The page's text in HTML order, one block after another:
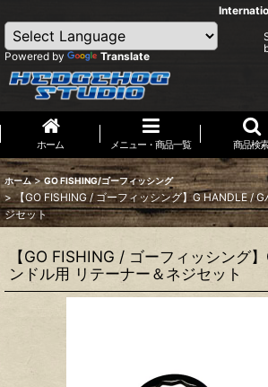
Powered by Translate
ホーム メニュー・商品一覧 商品検索
ホーム > GO FISHING/ゴーフィッシング
> 【GO FISHING / ゴーフィッシング】G HANDLE /
ジセット
【GO FISHING / ゴーフィッシング
ンドル用 リテーナー＆ネジセット